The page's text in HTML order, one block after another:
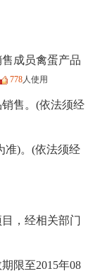
成员禽蛋产品
778 人使用
售。(依法须经
准)。(依法须经
，经相关部门
限至2015年08